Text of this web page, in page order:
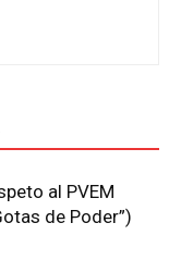
al PVEM
de Poder”)